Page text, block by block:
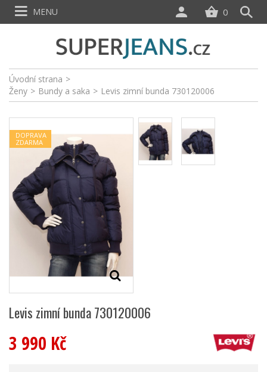
Úvodní strana >
Ženy > Bundy a saka > Levis zimní bunda 730120006
DOPRAVA
ZDARMA
Levis zimní bunda 730120006
3 990 Kč
0
MENU